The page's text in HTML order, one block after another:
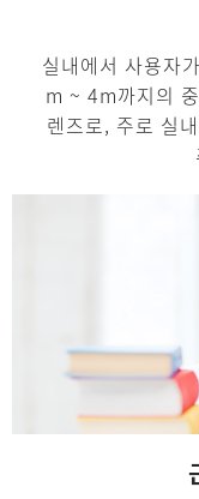
실내에서 사용자
m ~ 4m까지의
렌즈로, 주로 실